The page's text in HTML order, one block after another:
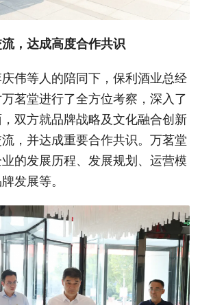
，达成高度合作共识
伟等人的陪同下，保利酒业总经
茗堂进行了全方位考察，深入了
双方就品牌战略及文化融合创新
，并达成重要合作共识。万茗堂
的发展历程、发展规划、运营模
发展等。